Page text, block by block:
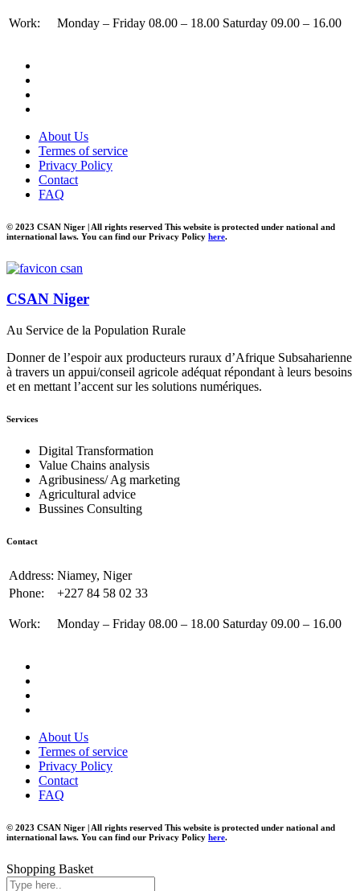
Work: Monday – Friday 08.00 – 18.00 Saturday 09.00 – 16.00
About Us
Termes of service
Privacy Policy
Contact
FAQ
© 2023 CSAN Niger | All rights reserved This website is protected under national and
international laws. You can find our Privacy Policy here.
CSAN Niger
Au Service de la Population Rurale
Donner de l’espoir aux producteurs ruraux d’Afrique Subsaharienne
à travers un appui/conseil agricole adéquat répondant à leurs besoins
et en mettant l’accent sur les solutions numériques.
Services
Digital Transformation
Value Chains analysis
Agribusiness/ Ag marketing
Agricultural advice
Bussines Consulting
Contact
Address: Niamey, Niger
Phone:
+227 84 58 02 33
Work: Monday – Friday 08.00 – 18.00 Saturday 09.00 – 16.00
About Us
Termes of service
Privacy Policy
Contact
FAQ
© 2023 CSAN Niger | All rights reserved This website is protected under national and
international laws. You can find our Privacy Policy here.
Shopping Basket